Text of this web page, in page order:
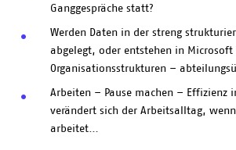
Ganggespräche statt?
Werden Daten in der streng
abgelegt, oder entstehen in Microsoft
Organisationsstrukturen –
Arbeiten – Pause machen – Effizienz
verändert sich der Arbeitsalltag,
arbeitet…